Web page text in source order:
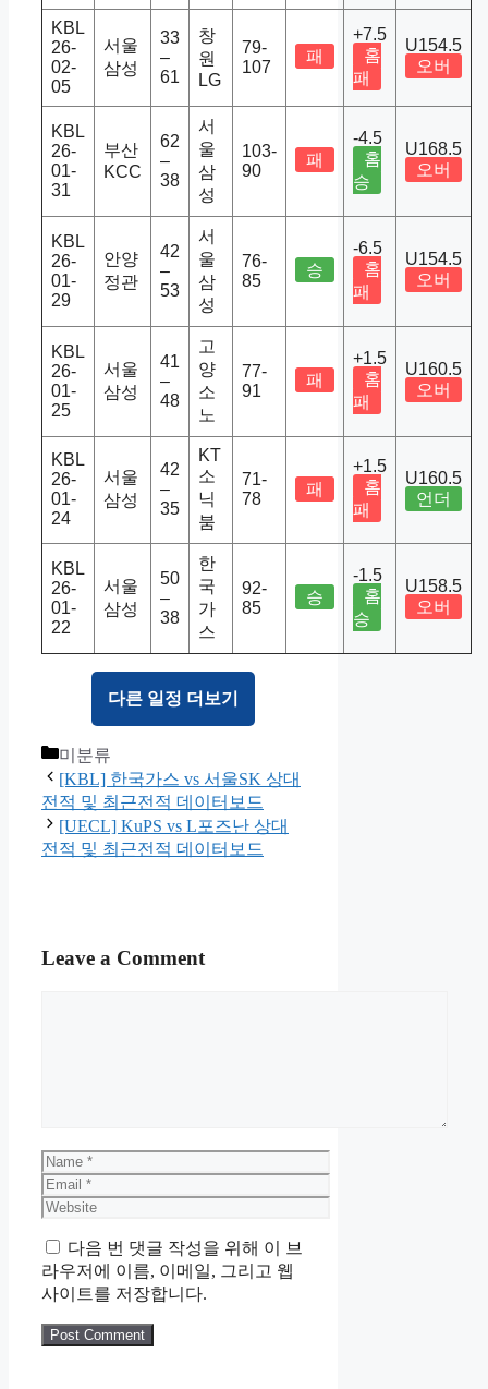
KBL
26-
02-
05
서울
삼성
33
–
61
창
원
LG
79-
107
패
+7.5
홈
패
U154.5
오버
KBL
26-
01-
31
부산
KCC
62
–
38
서
울
삼
성
103-
90
패
-4.5
홈
승
U168.5
오버
KBL
26-
01-
29
안양
정관
42
–
53
서
울
삼
성
76-
85
승
-6.5
홈
패
U154.5
오버
KBL
26-
01-
25
서울
삼성
41
–
48
고
양
소
노
77-
91
패
+1.5
홈
패
U160.5
오버
KBL
26-
01-
24
서울
삼성
42
–
35
KT
소
닉
붐
71-
78
패
+1.5
홈
패
U160.5
언더
KBL
26-
01-
22
서울
삼성
50
–
38
한
국
가
스
92-
85
승
-1.5
홈
승
U158.5
오버
다른 일정 더보기
Categories
미분류
[KBL] 한국가스 vs 서울SK 상대
전적 및 최근전적 데이터보드
[UECL] KuPS vs L포즈난 상대
전적 및 최근전적 데이터보드
Leave a Comment
Name
Email
Website
다음 번 댓글 작성을 위해 이 브
라우저에 이름, 이메일, 그리고 웹
사이트를 저장합니다.